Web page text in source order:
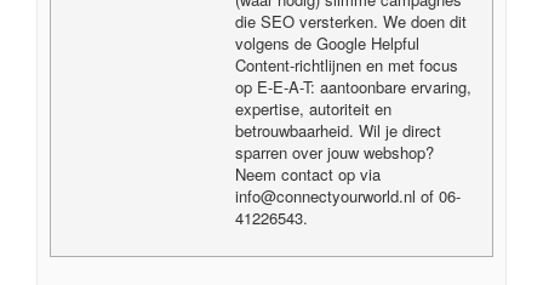
die SEO versterken. We doen dit
volgens de Google Helpful
Content-richtlijnen en met focus
op E-E-A-T: aantoonbare ervaring,
expertise, autoriteit en
betrouwbaarheid. Wil je direct
sparren over jouw webshop?
Neem contact op via
info@connectyourworld.nl of 06-
41226543.